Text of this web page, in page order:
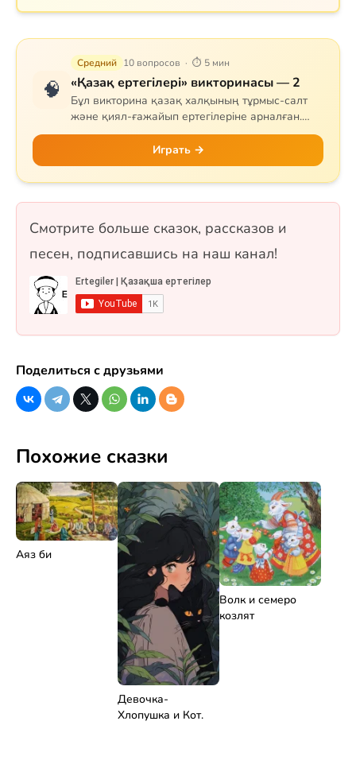
🧠
Средний 10 вопросов · ⏱ 5 мин
«Қазақ ертегілері» викторинасы — 2
Бұл викторина қазақ халқының тұрмыс-салт
және қиял-ғажайып ертегілеріне арналған.
Сұрақтар тапқыр Тазша Бала, дана Аяз би,
шешен Жиренше, «Алтын сақа», «Күн
астындағы Күнікей қыз» және «Ақ ниет пен
Қара ниет» ертегілерін қамтиды. 10 сұрақ, бір
Играть →
Смотрите больше сказок, рассказов и
песен, подписавшись на наш канал!
Поделиться с друзьями
Похожие сказки
Аяз би
Девочка-
Хлопушка и Кот.
Волк и семеро
козлят